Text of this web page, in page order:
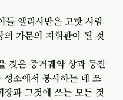
들 엘리사반은 고핫 사람
의 가문의 지휘관이 될 것
것은 증거궤와 상과 등잔
성소에서 봉사하는 데 쓰
장과 그것에 쓰는 모든 것